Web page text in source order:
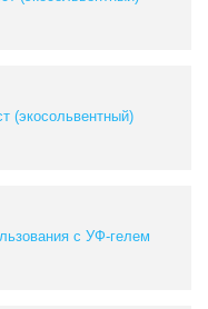
(экосольвентный)
с УФ-гелем